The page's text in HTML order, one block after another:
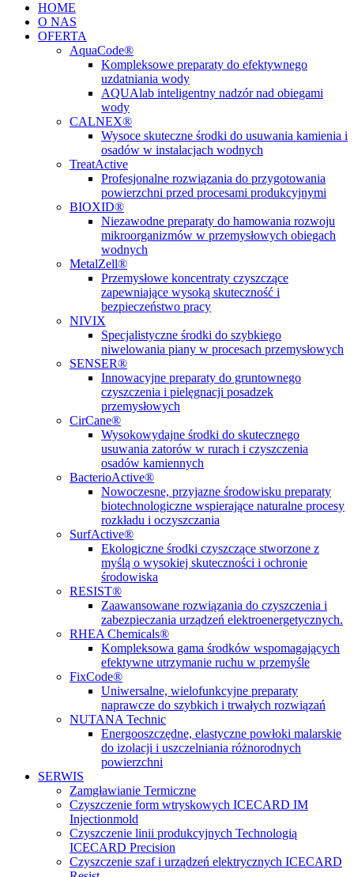
HOME
O NAS
OFERTA
AquaCode®
Kompleksowe preparaty do efektywnego
uzdatniania wody
AQUAlab inteligentny nadzór nad obiegami
wody
CALNEX®
Wysoce skuteczne środki do usuwania kamienia i
osadów w instalacjach wodnych
TreatActive
Profesjonalne rozwiązania do przygotowania
powierzchni przed procesami produkcyjnymi
BIOXID®
Niezawodne preparaty do hamowania rozwoju
mikroorganizmów w przemysłowych obiegach
wodnych
MetalZell®
Przemysłowe koncentraty czyszczące
zapewniające wysoką skuteczność i
bezpieczeństwo pracy
NIVIX
Specjalistyczne środki do szybkiego
niwelowania piany w procesach przemysłowych
SENSER®
Innowacyjne preparaty do gruntownego
czyszczenia i pielęgnacji posadzek
przemysłowych
CirCane®
Wysokowydajne środki do skutecznego
usuwania zatorów w rurach i czyszczenia
osadów kamiennych
BacterioActive®
Nowoczesne, przyjazne środowisku preparaty
biotechnologiczne wspierające naturalne procesy
rozkładu i oczyszczania
SurfActive®
Ekologiczne środki czyszczące stworzone z
myślą o wysokiej skuteczności i ochronie
środowiska
RESIST®
Zaawansowane rozwiązania do czyszczenia i
zabezpieczania urządzeń elektroenergetycznych.
RHEA Chemicals®
Kompleksowa gama środków wspomagających
efektywne utrzymanie ruchu w przemyśle
FixCode®
Uniwersalne, wielofunkcyjne preparaty
naprawcze do szybkich i trwałych rozwiązań
NUTANA Technic
Energooszczędne, elastyczne powłoki malarskie
do izolacji i uszczelniania różnorodnych
powierzchni
SERWIS
Zamgławianie Termiczne
Czyszczenie form wtryskowych ICECARD IM
Injectionmold
Czyszczenie linii produkcyjnych Technologią
ICECARD Precision
Czyszczenie szaf i urządzeń elektrycznych ICECARD